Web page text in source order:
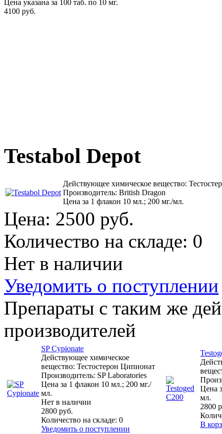
Цена указана за 100 таб. по 10 мг.
4100 руб.
Testabol Depot
Действующее химическое вещество:
Производитель: British Dragon
Цена за 1 флакон 10 мл.; 200 мг./мл.
Цена: 2500 руб.
Количество на складе: 0
Нет в наличии
Уведомить о поступлении
Препараты с таким же
производителей
SP Cypionate
Действующее химическое
вещество: Тестостерон Ципионат
Производитель: SP Laboratories
Цена за 1 флакон 10 мл.; 200 мг./
мл.
Нет в наличии
2800 руб.
Количество на складе: 0
Уведомить о поступлении
Цена
мл.
2800
В